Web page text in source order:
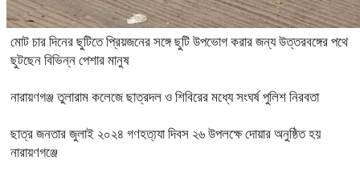
মোট চার দিনের ছুটিতে প্রিয়জনের সঙ্গে ছুটি উপভোগ করার জন্য উত্তরবঙ্গের পথে
ছুটছেন বিভিন্ন পেশার মানুষ
নারায়ণগঞ্জ তুলারাম কলেজে ছাত্রদল ও শিবিরের মধ্যে সংঘর্ষ পুলিশ নিরবতা
ছাত্র জনতার জুলাই ২০২৪ গণহত্য্যা দিবস ২৬ উপলক্ষে দোয়ার অনুষ্ঠিত হয়
নারায়ণগঞ্জে